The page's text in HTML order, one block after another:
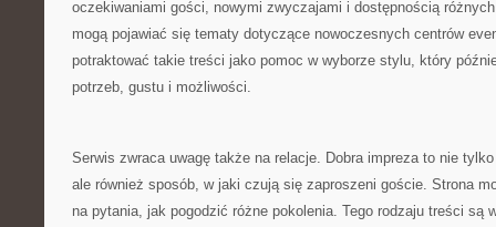
oczekiwaniami gości, nowymi zwyczajami i dostępnością
mogą pojawiać się tematy dotyczące nowoczesnych centrów
potraktować takie treści jako pomoc w wyborze stylu, który
potrzeb, gustu i możliwości.
Serwis zwraca uwagę także na relacje. Dobra impreza to nie
ale również sposób, w jaki czują się zaproszeni goście. Strona
na pytania, jak pogodzić różne pokolenia. Tego rodzaju treści są